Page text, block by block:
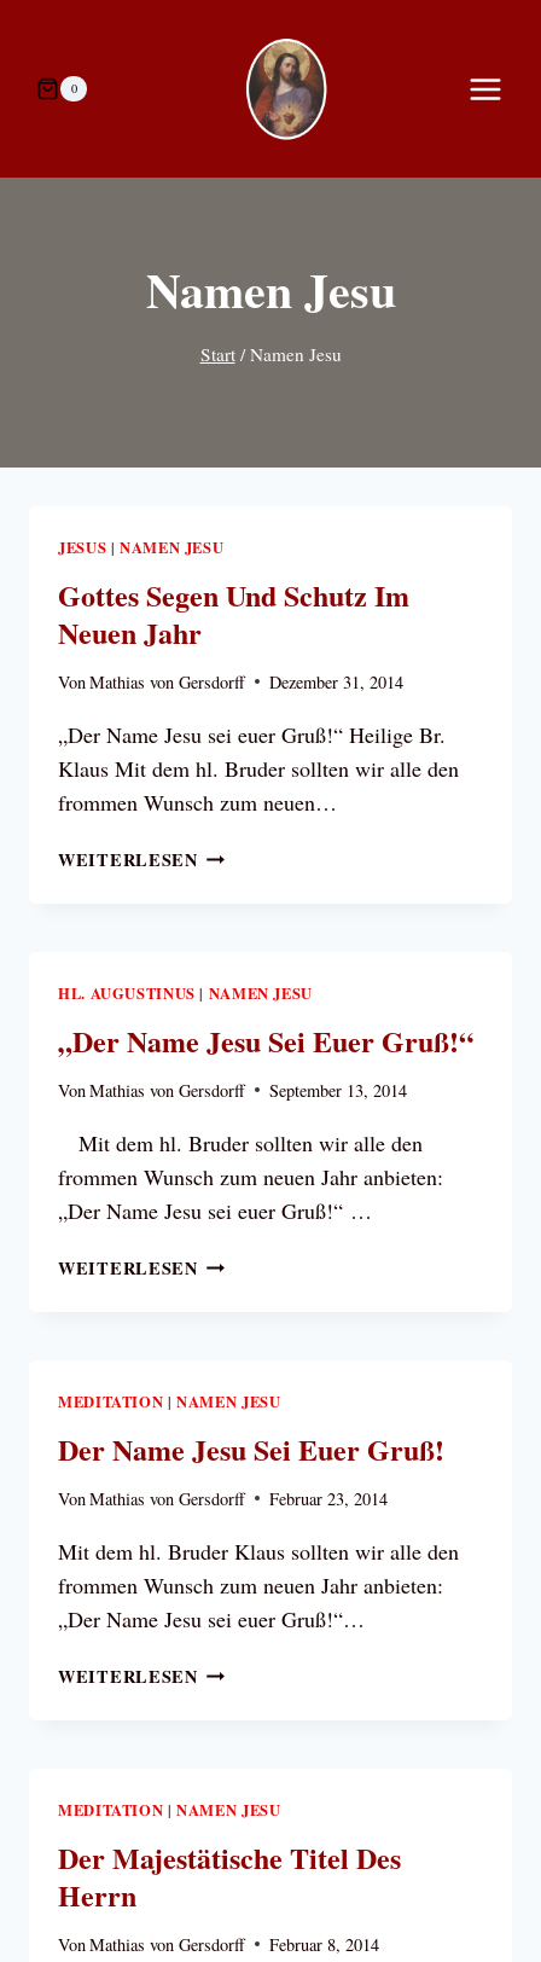
springen0
Namen Jesu
Start / Namen Jesu
JESUS |NAMEN JESU
Gottes Segen Und Schutz Im
Neuen Jahr
VonMathias von Gersdorff Dezember 31, 2014
„Der Name Jesu sei euer Gruß!“ Heilige Br.
Klaus Mit dem hl. Bruder sollten wir alle den
frommen Wunsch zum neuen…
WEITERLESENGOTTES
NEUEN
HL. AUGUSTINUS | NAMEN JESU
„Der Name Jesu Sei Euer Gruß!“
VonMathias von Gersdorff September 13, 2014
Mit dem hl. Bruder sollten wir alle den
frommen Wunsch zum neuen Jahr anbieten:
„Der Name Jesu sei euer Gruß!“ …
WEITERLESEN„DER
GRUSS!“
MEDITATION |NAMEN JESU
Der Name Jesu Sei Euer Gruß!
VonMathias von Gersdorff Februar 23, 2014
Mit dem hl. Bruder Klaus sollten wir alle den
frommen Wunsch zum neuen Jahr anbieten:
„Der Name Jesu sei euer Gruß!“…
WEITERLESENDER
GRUSS!
MEDITATION |NAMEN JESU
Der Majestätische Titel Des
Herrn
VonMathias von Gersdorff Februar 8, 2014